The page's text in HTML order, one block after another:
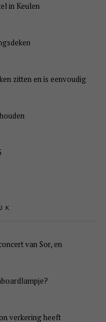
in Keulen
zitten en is eenvoudig
van Sor, en
verkering heeft